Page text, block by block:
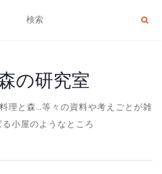
の研究室
理と森…等々の資料や考えごとが雑
小屋のようなところ